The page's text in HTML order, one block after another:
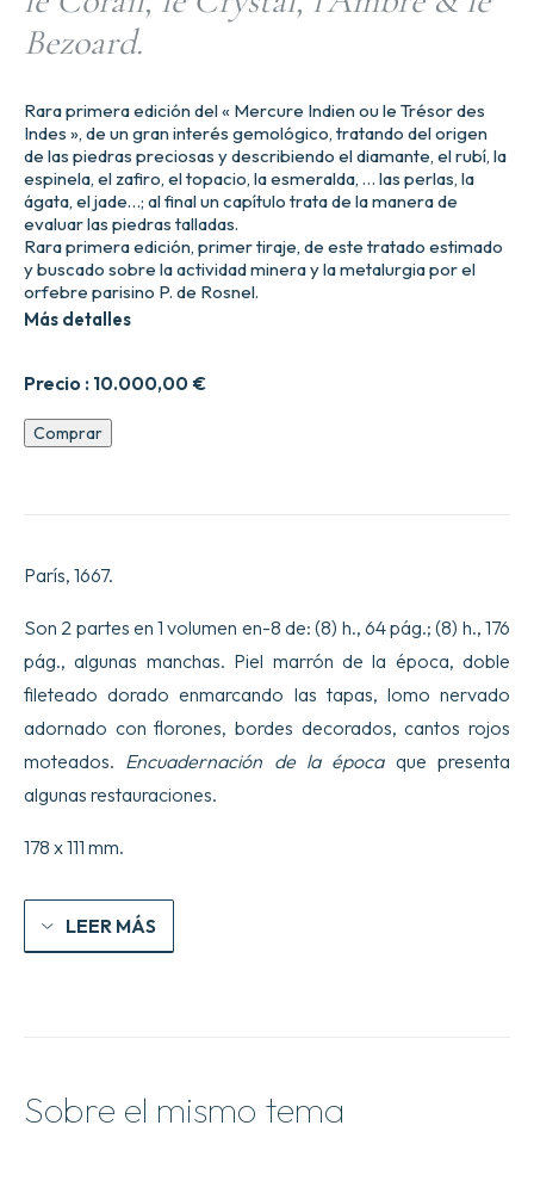
Bezoard.
Precio : 10.000,00 €
Rara primera edición del « Mercure Indien ou le Trésor des
Indes », de un gran interés gemológico, tratando del origen
de las piedras preciosas y describiendo el diamante, el rubí, la
espinela, el zafiro, el topacio, la esmeralda, … las perlas, la
ágata, el jade…; al final un capítulo trata de la manera de
evaluar las piedras talladas.
Rara primera edición, primer tiraje, de este tratado estimado
y buscado sobre la actividad minera y la metalurgia por el
orfebre parisino P. de Rosnel.
Más detalles
Le
Mercure
Indes.
partie
laquelle
est
traitte
de
de
l’Argent
Vif-
de
leur
de
Comprar
París, 1667.
Son 2 partes en 1 volumen en-8 de: (8) h., 64 pág.; (8) h., 176
pág., algunas manchas. Piel marrón de la época, doble
fileteado dorado enmarcando las tapas, lomo nervado
adornado con florones, bordes decorados, cantos rojos
moteados. Encuadernación de la épocaque presenta
algunas restauraciones.
178 x 111 mm.
LEER MÁS
Sobre el mismo tema